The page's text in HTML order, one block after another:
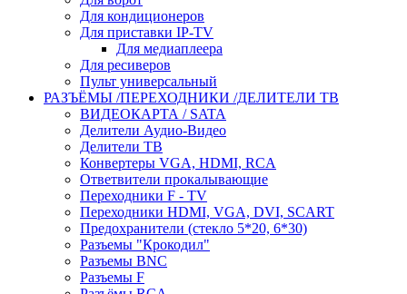
Для кондиционеров
Для приставки IP-TV
Для медиаплеера
Для ресиверов
Пульт универсальный
РАЗЪЁМЫ /ПЕРЕХОДНИКИ /ДЕЛИТЕЛИ ТВ
ВИДЕОКАРТА / SATA
Делители Аудио-Видео
Делители ТВ
Конвертеры VGA, HDMI, RCA
Ответвители прокалывающие
Переходники F - TV
Переходники HDMI, VGA, DVI, SCART
Предохранители (стекло 5*20, 6*30)
Разъемы "Крокодил"
Разъемы BNC
Разъемы F